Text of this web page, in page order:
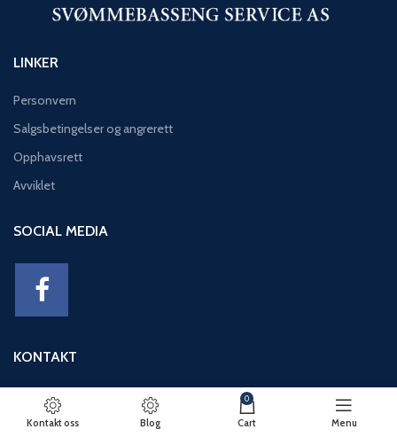
LINKER
Personvern
Salgsbetingelser og angrerett
Opphavsrett
Avviklet
SOCIAL MEDIA
KONTAKT
Adresse: Eikeviken 49, 5043 BERGEN
Telefon: 95 12 52 30
E-post: basseng@eikeviks.no
Kontakt oss Blog
0
Cart Menu